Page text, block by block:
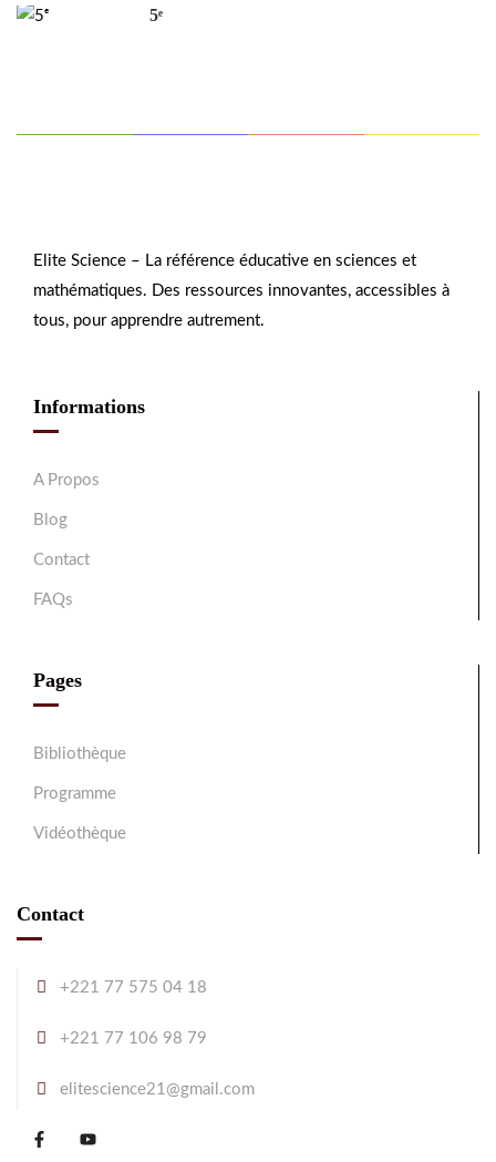
5ᵉ
Elite Science – La référence éducative en sciences et
mathématiques. Des ressources innovantes, accessibles à
tous, pour apprendre autrement.
Informations
A Propos
Blog
Contact
FAQs
Pages
Bibliothèque
Programme
Vidéothèque
Contact
+221 77 575 04 18
+221 77 106 98 79
elitescience21@gmail.com